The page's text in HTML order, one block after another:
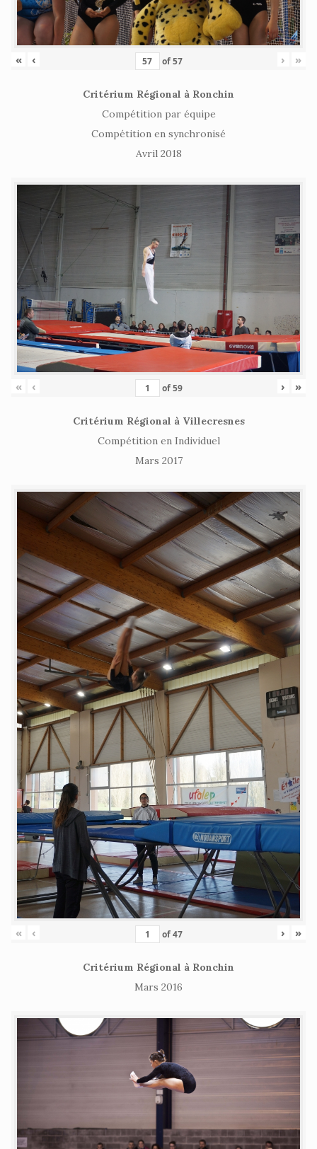
« ‹ of57 › »
Critérium Régional à Ronchin
Compétition par équipe
Compétition en synchronisé
Avril 2018
« ‹ of59 › »
Critérium Régional à Villecresnes
Compétition en Individuel
Mars 2017
« ‹ of47 › »
Critérium Régional à Ronchin
Mars 2016